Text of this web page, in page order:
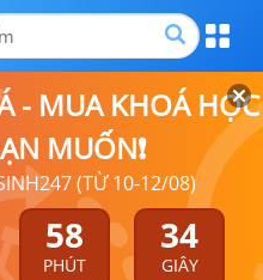
- MUA KHOÁ HỌC
MUỐN❗
(TỪ 10-12/08)
58
PHÚT
34
GIÂY